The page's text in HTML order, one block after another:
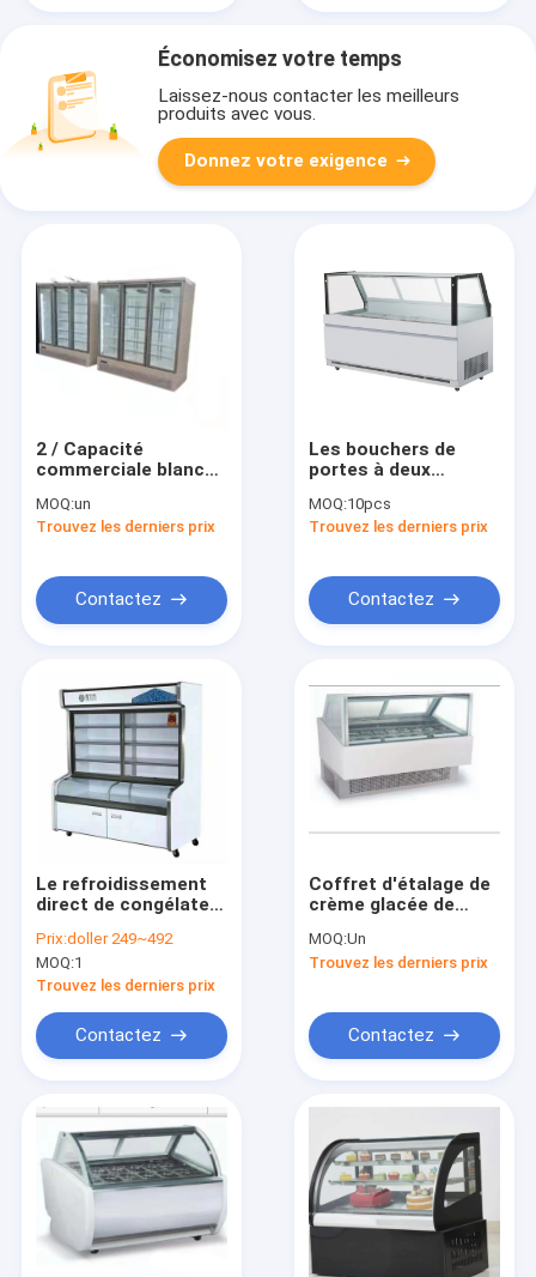
Produits
A propos de nous
Visite d'usine
Économisez votre temps
Laissez-nous contacter les meilleurs
produits avec vous.
Donnez votre exigence
2 / Capacité
commerciale blanche
par air de coffret
d'étalage de 3 portes
MOQ:un
Trouvez les derniers prix
Contactez
Les bouchers de
portes à deux
frigorifié l'épicerie de
coffrets d'étalage
incurvé
MOQ:10pcs
Trouvez les derniers prix
Contactez
Le refroidissement
direct de congélateur
porte frigorifient le
Cabinet de conserve
Prix:doller 249~492
MOQ:1
Trouvez les derniers prix
Contactez
Coffret d'étalage de
crème glacée de
MOQ:Un
Trouvez les derniers prix
Contactez